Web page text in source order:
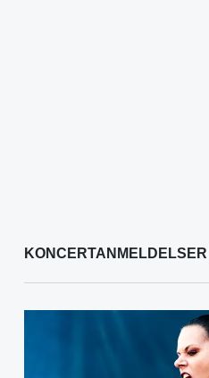
KONCERTANMELDELSER